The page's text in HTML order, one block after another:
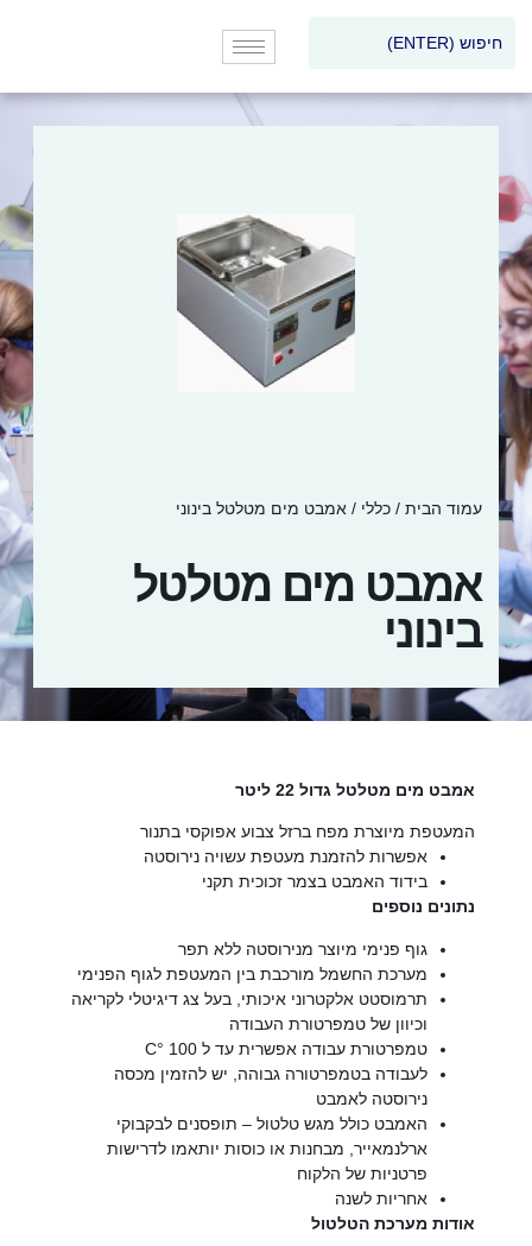
עמוד הבית / כללי / אמבט מים מטלטל בינוני
אמבט מים מטלטל
בינוני
אמבט מים מטלטל גדול 22 ליטר
המעטפת מיוצרת מפח ברזל צבוע אפוקסי בתנור
אפשרות להזמנת מעטפת עשויה נירוסטה
בידוד האמבט בצמר זכוכית תקני
נתונים נוספים
גוף פנימי מיוצר מנירוסטה ללא תפר
מערכת החשמל מורכבת בין המעטפת לגוף הפנימי
תרמוסטט אלקטרוני איכותי, בעל צג דיגיטלי לקריאה
וכיוון של טמפרטורת העבודה
טמפרטורת עבודה אפשרית עד ל 100 °C
לעבודה בטמפרטורה גבוהה, יש להזמין מכסה
נירוסטה לאמבט
האמבט כולל מגש טלטול – תופסנים לבקבוקי
ארלנמאייר, מבחנות או כוסות יותאמו לדרישות
פרטניות של הלקוח
אחריות לשנה
אודות מערכת הטלטול